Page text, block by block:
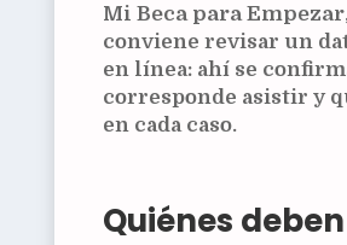
Mi Beca para Empezar
conviene revisar un
en línea: ahí se
corresponde asistir y
en cada caso.
Quiénes deben